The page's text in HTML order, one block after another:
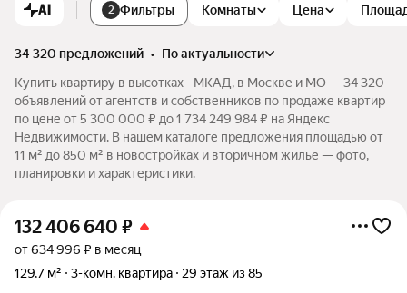
AI 2 Фильтры Комнаты Цена
34 320 предложений •
по актуальности
Купить квартиру в высотках - МКАД, в Москве и МО — 34 320
объявлений от агентств и собственников по продаже квартир
по цене от 5 300 000 ₽ до 1 734 249 984 ₽ на Яндекс
Недвижимости. В нашем каталоге предложения площадью от
11 м² до 850 м² в новостройках и вторичном жилье — фото,
планировки и характеристики.
132 406 640 ₽
от 634 996 ₽ в месяц
129,7 м²
3-комн. квартира 29 этаж из 85